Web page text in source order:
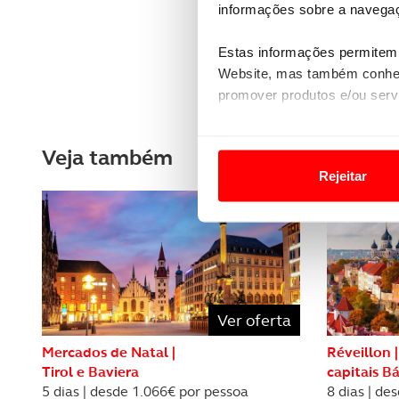
informações sobre a
Estas informações
Website, mas também
promover produtos e/ou
Usamos cookies para
funcionalidades de redes
Adicionalmente partilhamos
e organizações na UE e em
O ACP garantirá que as
consentimento e quando
Realçamos que o bloqueio
Rejeitar
Veja também
Ver oferta
Mercados de Natal |
Tirol e Baviera
5 dias | desde 1.066€ por pessoa
Réveillon
capitais
8 dias |